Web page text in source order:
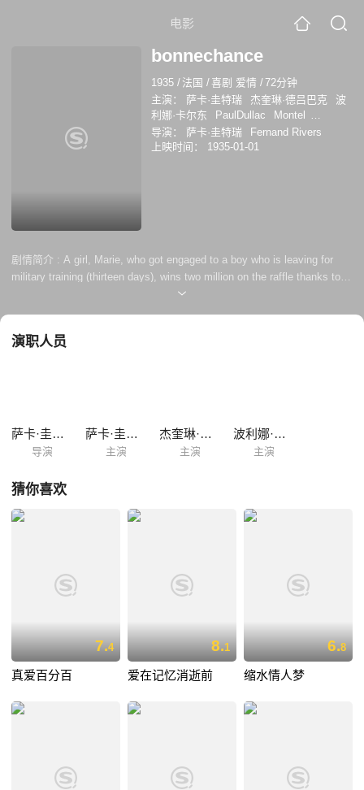
电影
bonnechance
1935 / 法国 /喜剧 爱情 /72分钟
主演：
萨卡·圭特瑞 杰奎琳·德吕巴克
波
利娜·卡尔东
PaulDullac
Montel
AndréNumèsFils
RiversCadet
RobertDarthez
AndréeGuize
导演： 萨卡·圭特瑞
Fernand Rivers
上映时间：
1935-01-01
剧情简介 : A girl, Marie, who got engaged to a boy who is leaving for
military training (thirteen days), wins two million on the raffle thanks to
an older man, Claude, whom she calls her good luck charm. While the
trivia. As Marie is of unknown father, Cla...
演职人员
萨卡·圭特瑞
导演
萨卡·圭特瑞
主演
杰奎琳·德吕巴克
主演
波利娜·卡尔东
主演
猜你喜欢
7.4
真爱百分百
8.1
爱在记忆消逝前
6.8
缩水情人梦